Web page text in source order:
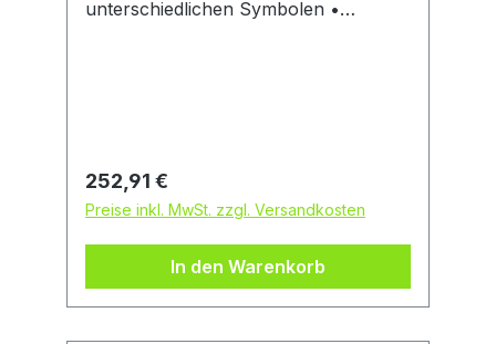
unterschiedlichen Symbolen •
Gabelstaplerfahrer, Pfeil, Laufweg,
Fußgänger, Markierungen,
SammelstelleHersteller: A.M.P.E.R.E
Deutschland GmbH, Emil-v.-Behring-
Str. 7-9, 63128 Dietzenbach, DE,
+496074696680,
Regulärer Preis:
252,91 €
Preise inkl. MwSt. zzgl. Versandkosten
In den Warenkorb